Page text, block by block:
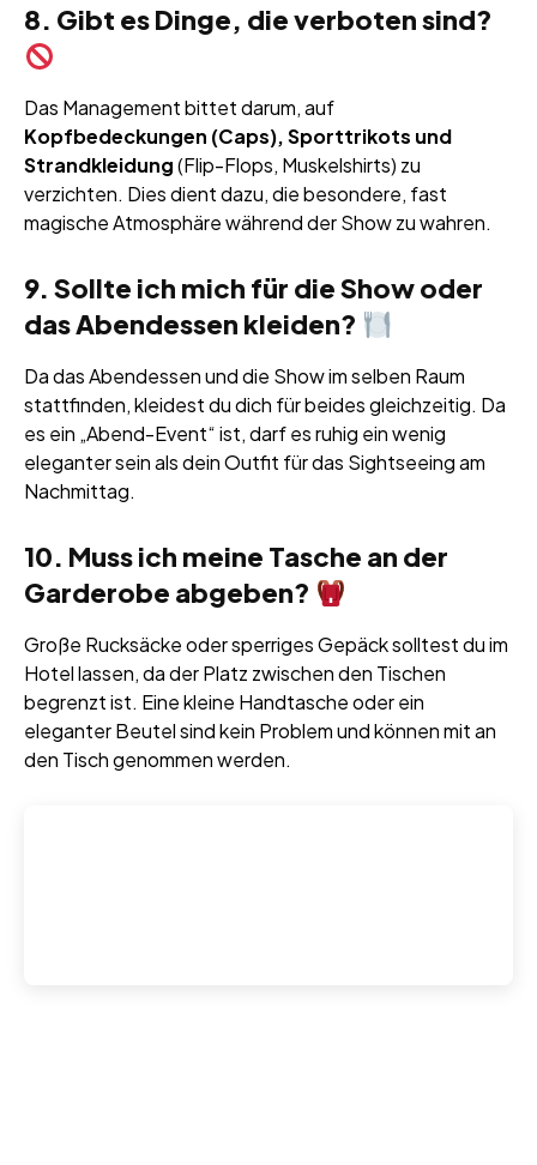
8. Gibt es Dinge, die verboten sind?
Das Management bittet darum, auf
Kopfbedeckungen (Caps), Sporttrikots und
Strandkleidung(Flip-Flops, Muskelshirts) zu
verzichten. Dies dient dazu, die besondere, fast
magische Atmosphäre während der Show zu wahren.
9. Sollte ich mich für die Show oder
das Abendessen kleiden?
Da das Abendessen und die Show im selben Raum
stattfinden, kleidest du dich für beides gleichzeitig. Da
es ein „Abend-Event“ ist, darf es ruhig ein wenig
eleganter sein als dein Outfit für das Sightseeing am
Nachmittag.
10. Muss ich meine Tasche an der
Garderobe abgeben?
Große Rucksäcke oder sperriges Gepäck solltest du im
Hotel lassen, da der Platz zwischen den Tischen
begrenzt ist. Eine kleine Handtasche oder ein
eleganter Beutel sind kein Problem und können mit an
den Tisch genommen werden.